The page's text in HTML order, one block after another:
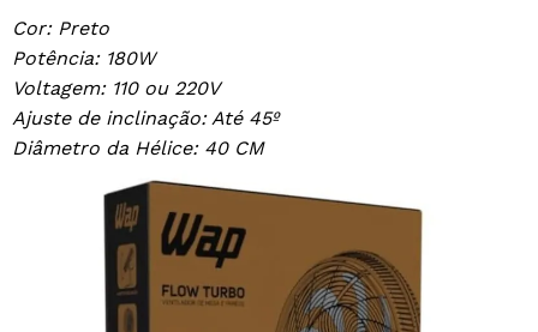
Cor: Preto
Potência: 180W
Voltagem: 110 ou 220V
Ajuste de inclinação: Até 45º
Diâmetro da Hélice: 40 CM